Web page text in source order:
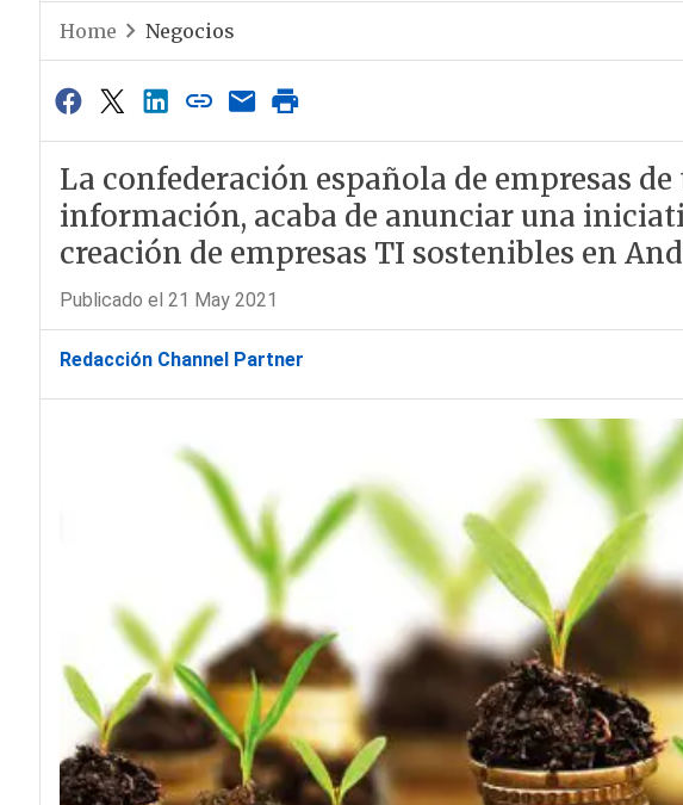
Home Negocios
La confederación española de empresas
información, acaba de anunciar una
creación de empresas TI sostenibles en
Publicado el 21 May 2021
Redacción Channel Partner